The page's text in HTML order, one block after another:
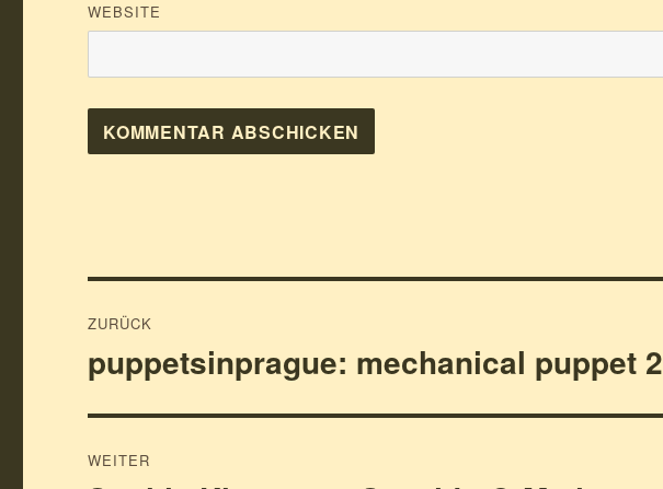
WEBSITE
ZURÜCK
Vorheriger
Beitrag:
puppetsinprague: mechanical puppet 2
WEITER